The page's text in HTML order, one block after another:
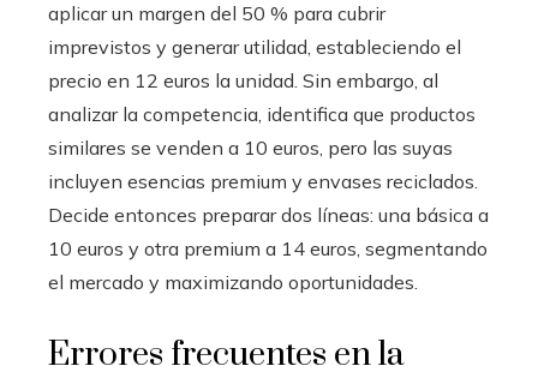
aplicar un margen del 50 % para cubrir
imprevistos y generar utilidad, estableciendo el
precio en 12 euros la unidad. Sin embargo, al
analizar la competencia, identifica que productos
similares se venden a 10 euros, pero las suyas
incluyen esencias premium y envases reciclados.
Decide entonces preparar dos líneas: una básica a
10 euros y otra premium a 14 euros, segmentando
el mercado y maximizando oportunidades.
Errores frecuentes en la